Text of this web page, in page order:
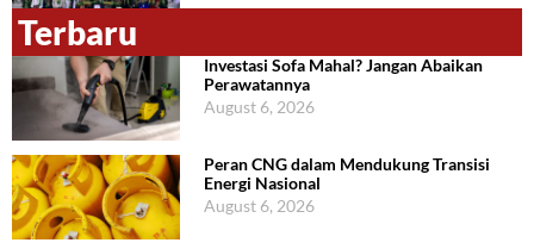
Terbaru
Investasi Sofa Mahal? Jangan Abaikan
Perawatannya
August 6, 2026
Peran CNG dalam Mendukung Transisi
Energi Nasional
August 6, 2026